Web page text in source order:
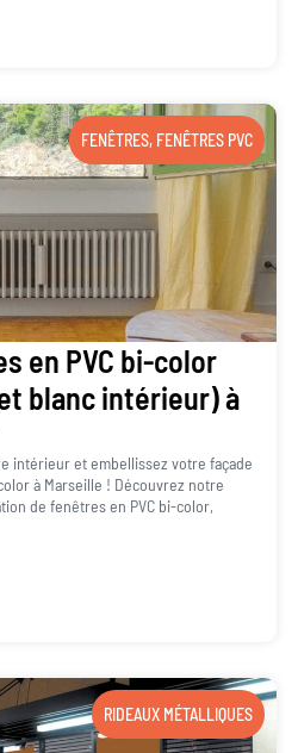
FENÊTRES, FENÊTRES PVC
en PVC bi-color
blanc intérieur) à
intérieur et embellissez votre façade
à Marseille ! Découvrez notre
de fenêtres en PVC bi-color,
RIDEAUX MÉTALLIQUES